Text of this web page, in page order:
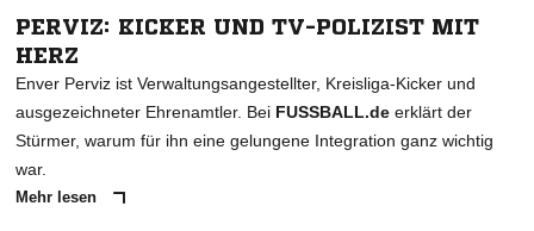
PERVIZ: KICKER UND TV-POLIZIST MIT
HERZ
Enver Perviz ist Verwaltungsangestellter, Kreisliga-Kicker und
ausgezeichneter Ehrenamtler. Bei FUSSBALL.de erklärt der
Stürmer, warum für ihn eine gelungene Integration ganz wichtig
war.
Mehr lesen